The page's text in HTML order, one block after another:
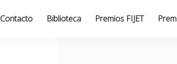
Contacto Biblioteca Premios FIJET